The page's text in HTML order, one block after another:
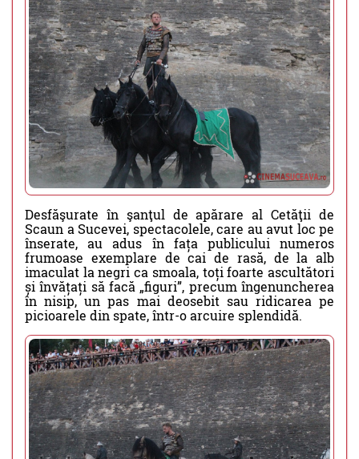
Desfăşurate în şanţul de apărare al Cetăţii de
Scaun a Sucevei, spectacolele, care au avut loc pe
înserate, au adus în fața publicului numeros
frumoase exemplare de cai de rasă, de la alb
imaculat la negri ca smoala, toți foarte ascultători
și învățați să facă „figuri”, precum îngenuncherea
în nisip, un pas mai deosebit sau ridicarea pe
picioarele din spate, într-o arcuire splendidă.